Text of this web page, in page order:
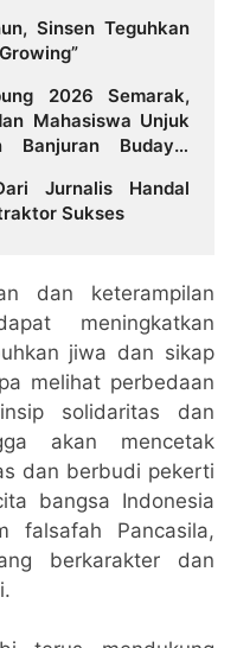
Sinsen Teguhkan
2026 Semarak,
Mahasiswa Unjuk
Budayo,
Jurnalis Handal
Sukses
dan keterampilan
meningkatkan
jiwa dan sikap
melihat perbedaan
solidaritas dan
akan mencetak
dan berbudi pekerti
bangsa Indonesia
falsafah Pancasila,
berkarakter dan